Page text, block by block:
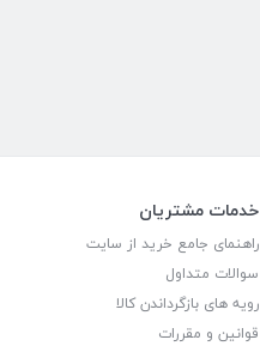
خدمات مشتریان
راهنمای جامع خرید از سایت
سوالات متداول
رویه های بازگرداندن کالا
قوانین و مقررات